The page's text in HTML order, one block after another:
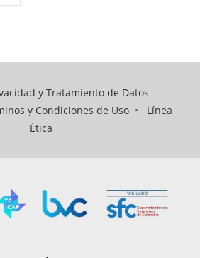
y Tratamiento de Datos
y Condiciones de Uso• Línea
Ética